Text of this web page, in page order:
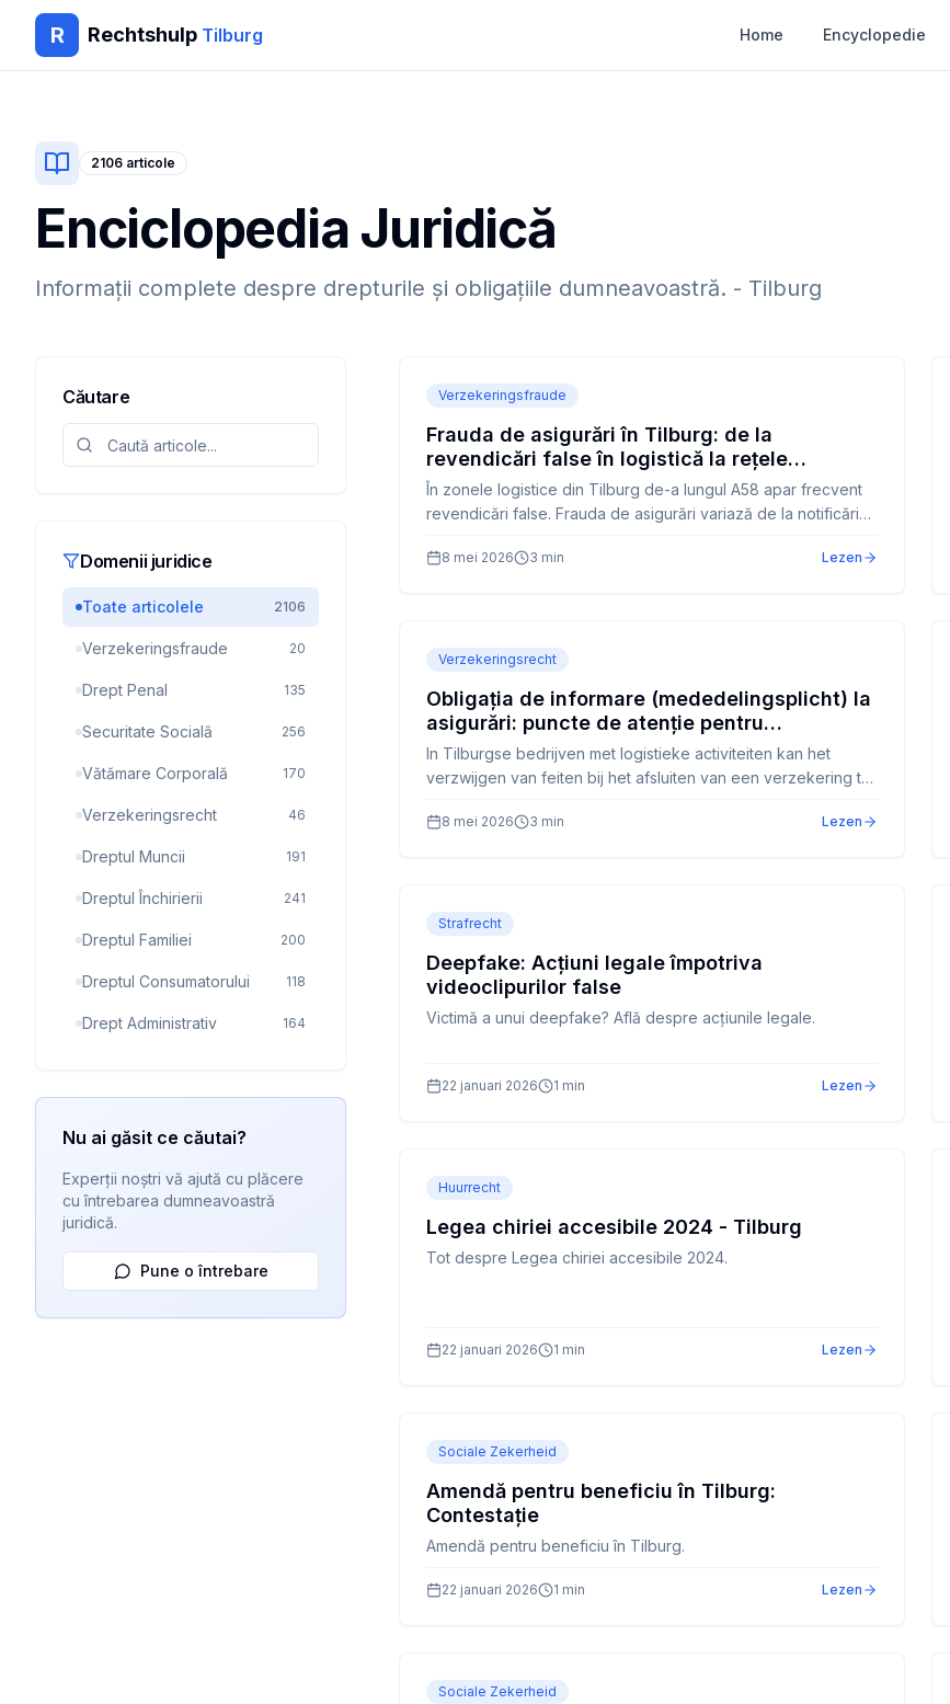
R Rechtshulp Tilburg Home Encyclopedie
2106 articole
Enciclopedia Juridică
Informații complete despre drepturile și obligațiile dumneavoastră. - Tilburg
Căutare
Domenii juridice
Toate articolele 2106
Verzekeringsfraude 20
Drept Penal 135
Securitate Socială 256
Vătămare Corporală 170
Verzekeringsrecht 46
Dreptul Muncii 191
Dreptul Închirierii 241
Dreptul Familiei 200
Dreptul Consumatorului 118
Drept Administrativ 164
Nu ai găsit ce căutai?
Experții noștri vă ajută cu plăcere
cu întrebarea dumneavoastră
juridică.
Pune o întrebare
Verzekeringsfraude
Frauda de asigurări în Tilburg: de la
revendicări false în logistică la rețele
criminale
În zonele logistice din Tilburg de-a lungul A58 apar frecvent
revendicări false. Frauda de asigurări variază de la notificări
recuperarea sumelor, înregistrarea CIS și eventual urmărire
8 mei 2026 3 min Lezen
Verzekeringsrecht
Obligația de informare (mededelingsplicht) la
asigurări: puncte de atenție pentru
întreprinderile din Tilburg
In Tilburgse bedrijven met logistieke activiteiten kan het
verzwijgen van feiten bij het afsluiten van een verzekering tot
legt de mededelingsplicht vast.
8 mei 2026 3 min Lezen
Strafrecht
Deepfake: Acțiuni legale împotriva
videoclipurilor false
Victimă a unui deepfake? Află despre acțiunile legale.
22 januari 2026 1 min Lezen
Huurrecht
Legea chiriei accesibile 2024 - Tilburg
Tot despre Legea chiriei accesibile 2024.
22 januari 2026 1 min Lezen
Sociale Zekerheid
Amendă pentru beneficiu în Tilburg:
Contestație
Amendă pentru beneficiu în Tilburg.
22 januari 2026 1 min Lezen
Sociale Zekerheid